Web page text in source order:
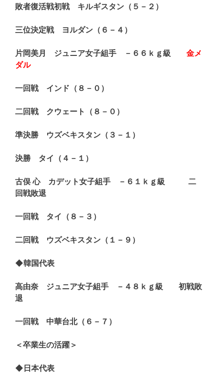
敗者復活戦初戦 キルギスタン（５－２）
三位決定戦 ヨルダン（６－４）
片岡美月 ジュニア女子組手 －６６ｋｇ級 金メ
ダル
一回戦 インド（８－０）
二回戦 クウェート（８－０）
準決勝 ウズベキスタン（３－１）
決勝 タイ（４－１）
古俣 心 カデット女子組手 －６１ｋｇ級 二
回戦敗退
一回戦 タイ（８－３）
二回戦 ウズベキスタン（１－９）
◆韓国代表
高由奈 ジュニア女子組手 －４８ｋｇ級 初戦敗
退
一回戦 中華台北（６－７）
＜卒業生の活躍＞
◆日本代表